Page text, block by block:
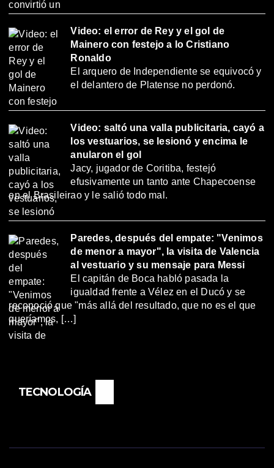
Video: el error de Rey y el gol de
Mainero con festejo a lo Cristiano
Ronaldo
El arquero de Independiente se equivocó y
el delantero de Platense no perdonó.
Video: saltó una valla publicitaria, cayó a
los vestuarios, se lesionó y encima le
anularon el gol
Jacy, jugador de Coritiba, festejó
efusivamente un tanto ante Chapecoense
en el Brasileirao y le salió todo mal.
Paredes, después del empate: "Venimos
de menor a mayor", la visita de Valencia
al vestuario y su mensaje para Messi
El capitán de Boca habló pasada la
igualdad frente a Vélez en el Ducó y se
reconoció que "más allá del resultado, que no es el que
queríamos, […]
TECNOLOGÍA